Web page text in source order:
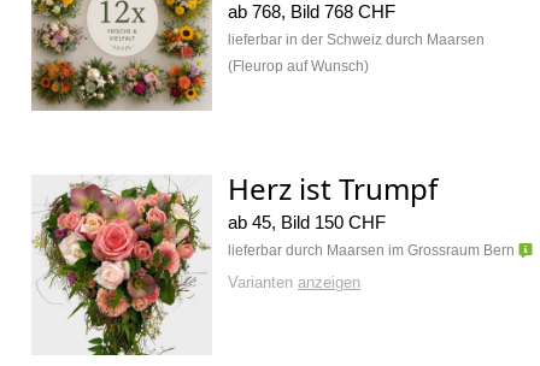
ab 768, Bild 768 CHF
lieferbar in der Schweiz durch Maarsen
(Fleurop auf Wunsch)
Herz ist Trumpf
ab 45, Bild 150 CHF
lieferbar durch Maarsen im Grossraum Bern
Varianten anzeigen